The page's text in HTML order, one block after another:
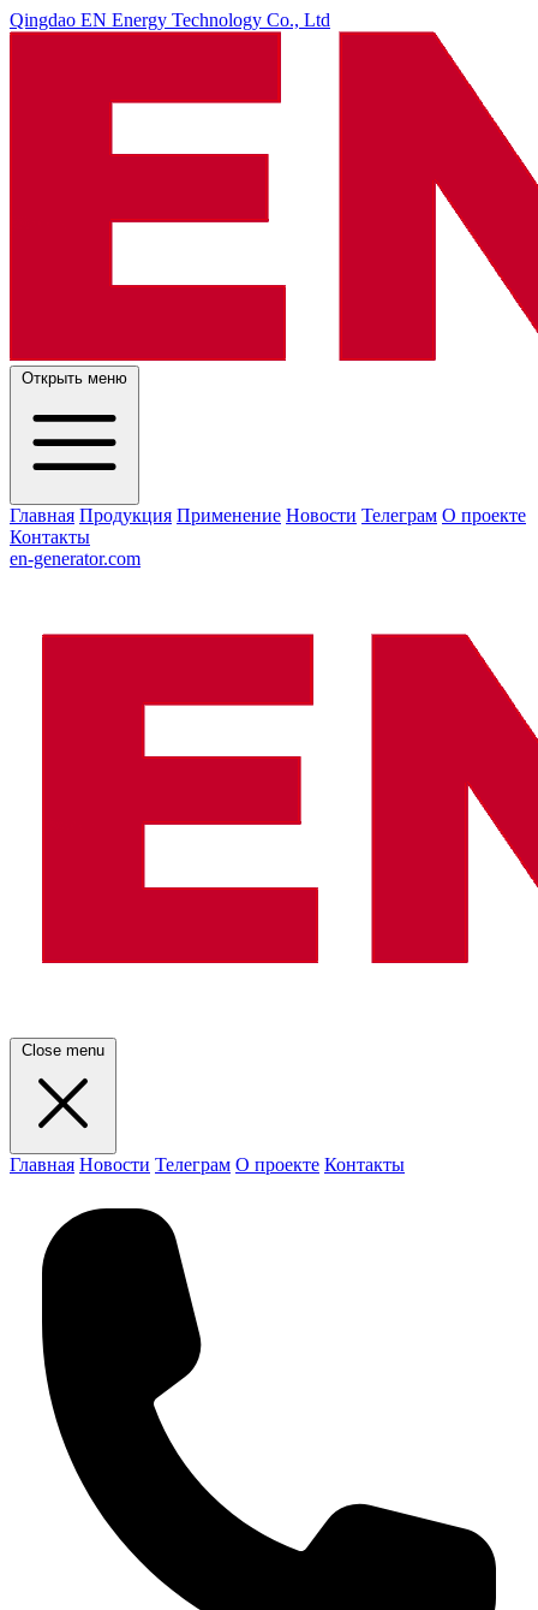
Qingdao EN Energy Technology Co., Ltd
Открыть меню
Главная Продукция Применение Новости Телеграм О проекте
Контакты
en-generator.com
Close menu
Главная Новости Телеграм О проекте Контакты